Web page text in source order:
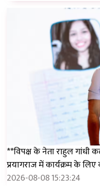
**विपक्ष के नेता राहुल
प्रयागराज में कार्यक्रम के
2026-08-08 15:23:24